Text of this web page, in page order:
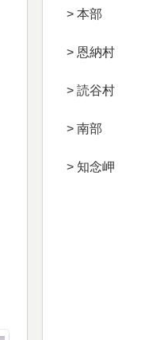
> 本部
> 恩納村
> 読谷村
> 南部
> 知念岬